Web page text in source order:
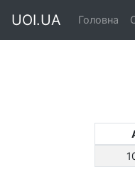
UOI.UA Головна